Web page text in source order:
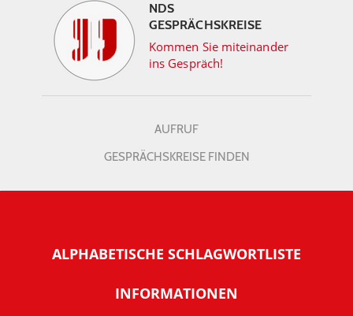
NDS
GESPRÄCHSKREISE
Kommen Sie miteinander
ins Gespräch!
AUFRUF
GESPRÄCHSKREISE FINDEN
ALPHABETISCHE SCHLAGWORTLISTE
INFORMATIONEN